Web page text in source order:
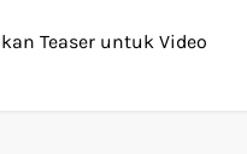
Teaser untuk Video